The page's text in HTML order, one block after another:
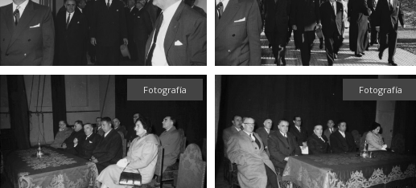
Fotografía Fotografía